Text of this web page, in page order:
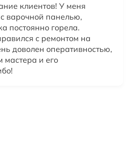
клиентов! У меня
варочной панелью,
постоянно горела.
с ремонтом на
доволен оперативностью,
мастера и его